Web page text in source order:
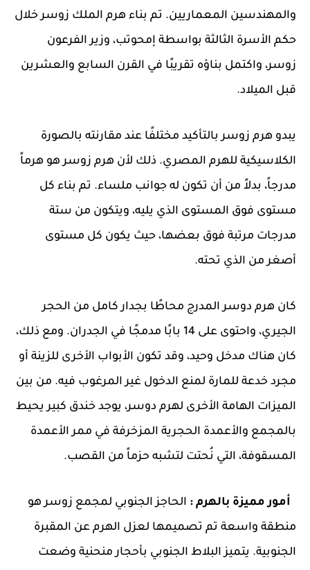
والمهندسين المعماريين. تم بناء هرم الملك زوسر خلال
حكم الأسرة الثالثة بواسطة إمحوتب، وزير الفرعون
زوسر، واكتمل بناؤه تقريبًا في القرن السابع والعشرين
قبل الميلاد.
يبدو هرم زوسر بالتأكيد مختلفًا عند مقارنته بالصورة
الكلاسيكية للهرم المصري. ذلك لأن هرم زوسر هو هرماً
مدرجاً، بدلاً من أن تكون له جوانب ملساء. تم بناء كل
مستوى فوق المستوى الذي يليه، ويتكون من ستة
مدرجات مرتبة فوق بعضها، حيث يكون كل مستوى
أصغر من الذي تحته.
كان هرم دوسر المدرج محاطًا بجدار كامل من الحجر
الجيري، واحتوى على 14 بابًا مدمجًا في الجدران. ومع ذلك،
كان هناك مدخل وحيد، وقد تكون الأبواب الأخرى للزينة أو
مجرد خدعة للمارة لمنع الدخول غير المرغوب فيه. من بين
الميزات الهامة الأخرى لهرم دوسر، يوجد خندق كبير يحيط
بالمجمع والأعمدة الحجرية المزخرفة في ممر الأعمدة
المسقوفة، التي نُحتت لتشبه حزماً من القصب.
أمور مميزة بالهرم : الحاجز الجنوبي لمجمع زوسر هو
منطقة واسعة تم تصميمها لعزل الهرم عن المقبرة
الجنوبية. يتميز البلاط الجنوبي بأحجار منحنية وضعت